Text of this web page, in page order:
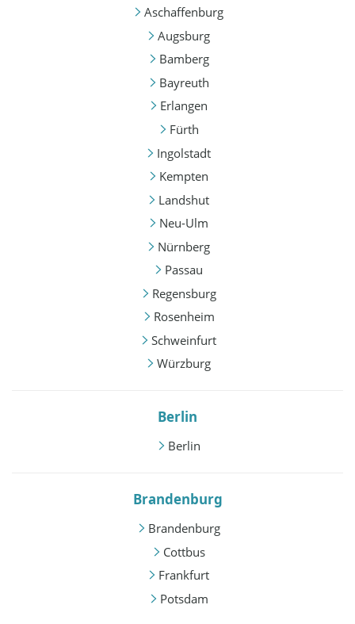
Aschaffenburg
Augsburg
Bamberg
Bayreuth
Erlangen
Fürth
Ingolstadt
Kempten
Landshut
Neu-Ulm
Nürnberg
Passau
Regensburg
Rosenheim
Schweinfurt
Würzburg
Berlin
Berlin
Brandenburg
Brandenburg
Cottbus
Frankfurt
Potsdam